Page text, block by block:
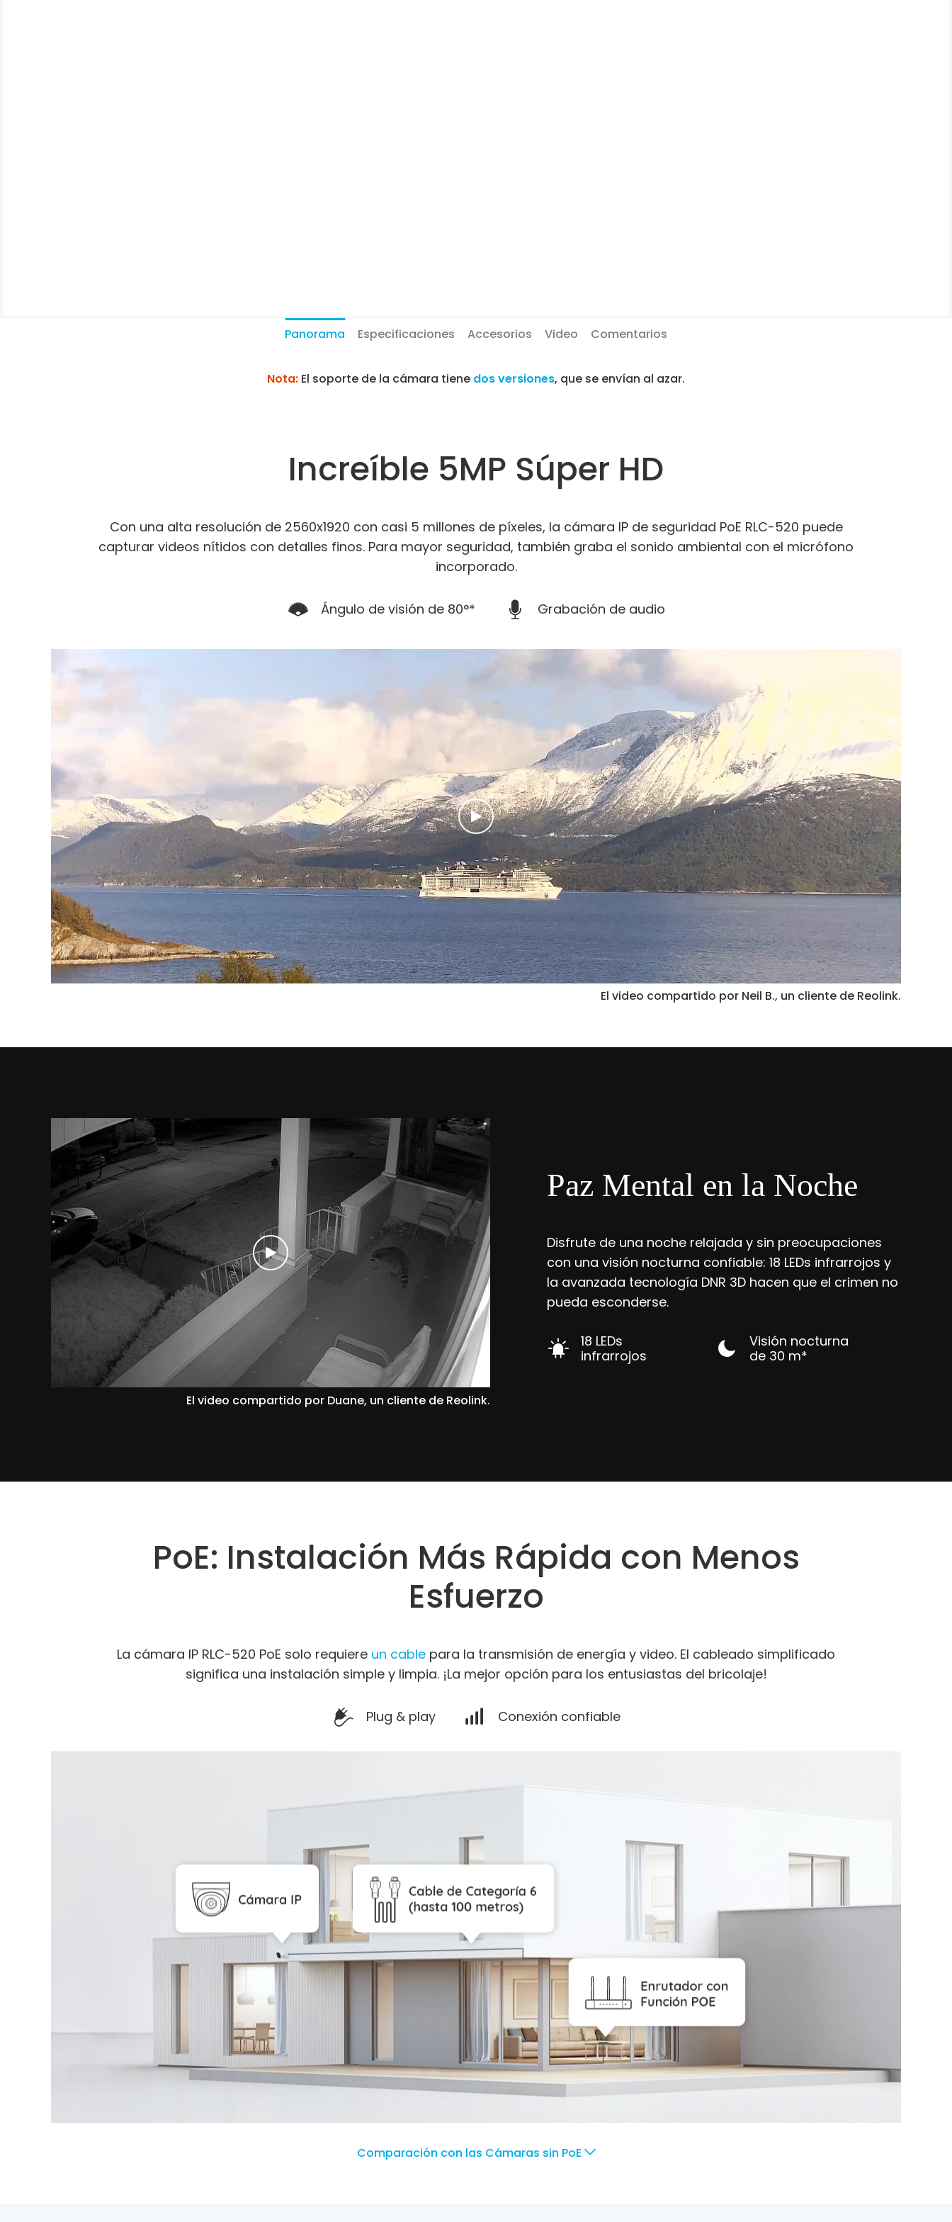
Panorama Especificaciones Accesorios Video Comentarios
Nota: El soporte de la cámara tiene dos versiones, que se envían al azar.
Increíble 5MP Súper HD
Con una alta resolución de 2560x1920 con casi 5 millones de píxeles, la cámara IP de seguridad PoE RLC-520 puede
capturar videos nítidos con detalles finos. Para mayor seguridad, también graba el sonido ambiental con el micrófono
incorporado.
Ángulo de visión de 80°* Grabación de audio
El video compartido por Neil B., un cliente de Reolink.
El video compartido por Duane, un cliente de Reolink.
Paz Mental en la Noche
Disfrute de una noche relajada y sin preocupaciones
con una visión nocturna confiable: 18 LEDs infrarrojos y
la avanzada tecnología DNR 3D hacen que el crimen no
pueda esconderse.
18 LEDs
infrarrojos
Visión nocturna
de 30 m*
PoE: Instalación Más Rápida con Menos
Esfuerzo
La cámara IP RLC-520 PoE solo requiere un cable para la transmisión de energía y video. El cableado simplificado
significa una instalación simple y limpia. ¡La mejor opción para los entusiastas del bricolaje!
Plug & play Conexión confiable
Comparación con las Cámaras sin PoE